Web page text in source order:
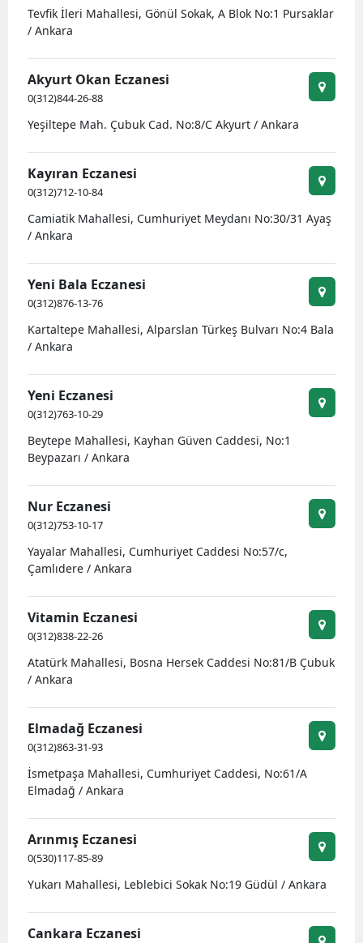
Tevfik İleri Mahallesi, Gönül Sokak, A Blok No:1 Pursaklar
/ Ankara
Akyurt Okan Eczanesi
0(312)844-26-88
Yeşiltepe Mah. Çubuk Cad. No:8/C Akyurt / Ankara
Kayıran Eczanesi
0(312)712-10-84
Camiatik Mahallesi, Cumhuriyet Meydanı No:30/31 Ayaş
/ Ankara
Yeni Bala Eczanesi
0(312)876-13-76
Kartaltepe Mahallesi, Alparslan Türkeş Bulvarı No:4 Bala
/ Ankara
Yeni Eczanesi
0(312)763-10-29
Beytepe Mahallesi, Kayhan Güven Caddesi, No:1
Beypazarı / Ankara
Nur Eczanesi
0(312)753-10-17
Yayalar Mahallesi, Cumhuriyet Caddesi No:57/c,
Çamlıdere / Ankara
Vitamin Eczanesi
0(312)838-22-26
Atatürk Mahallesi, Bosna Hersek Caddesi No:81/B Çubuk
/ Ankara
Elmadağ Eczanesi
0(312)863-31-93
İsmetpaşa Mahallesi, Cumhuriyet Caddesi, No:61/A
Elmadağ / Ankara
Arınmış Eczanesi
0(530)117-85-89
Yukarı Mahallesi, Leblebici Sokak No:19 Güdül / Ankara
Cankara Eczanesi